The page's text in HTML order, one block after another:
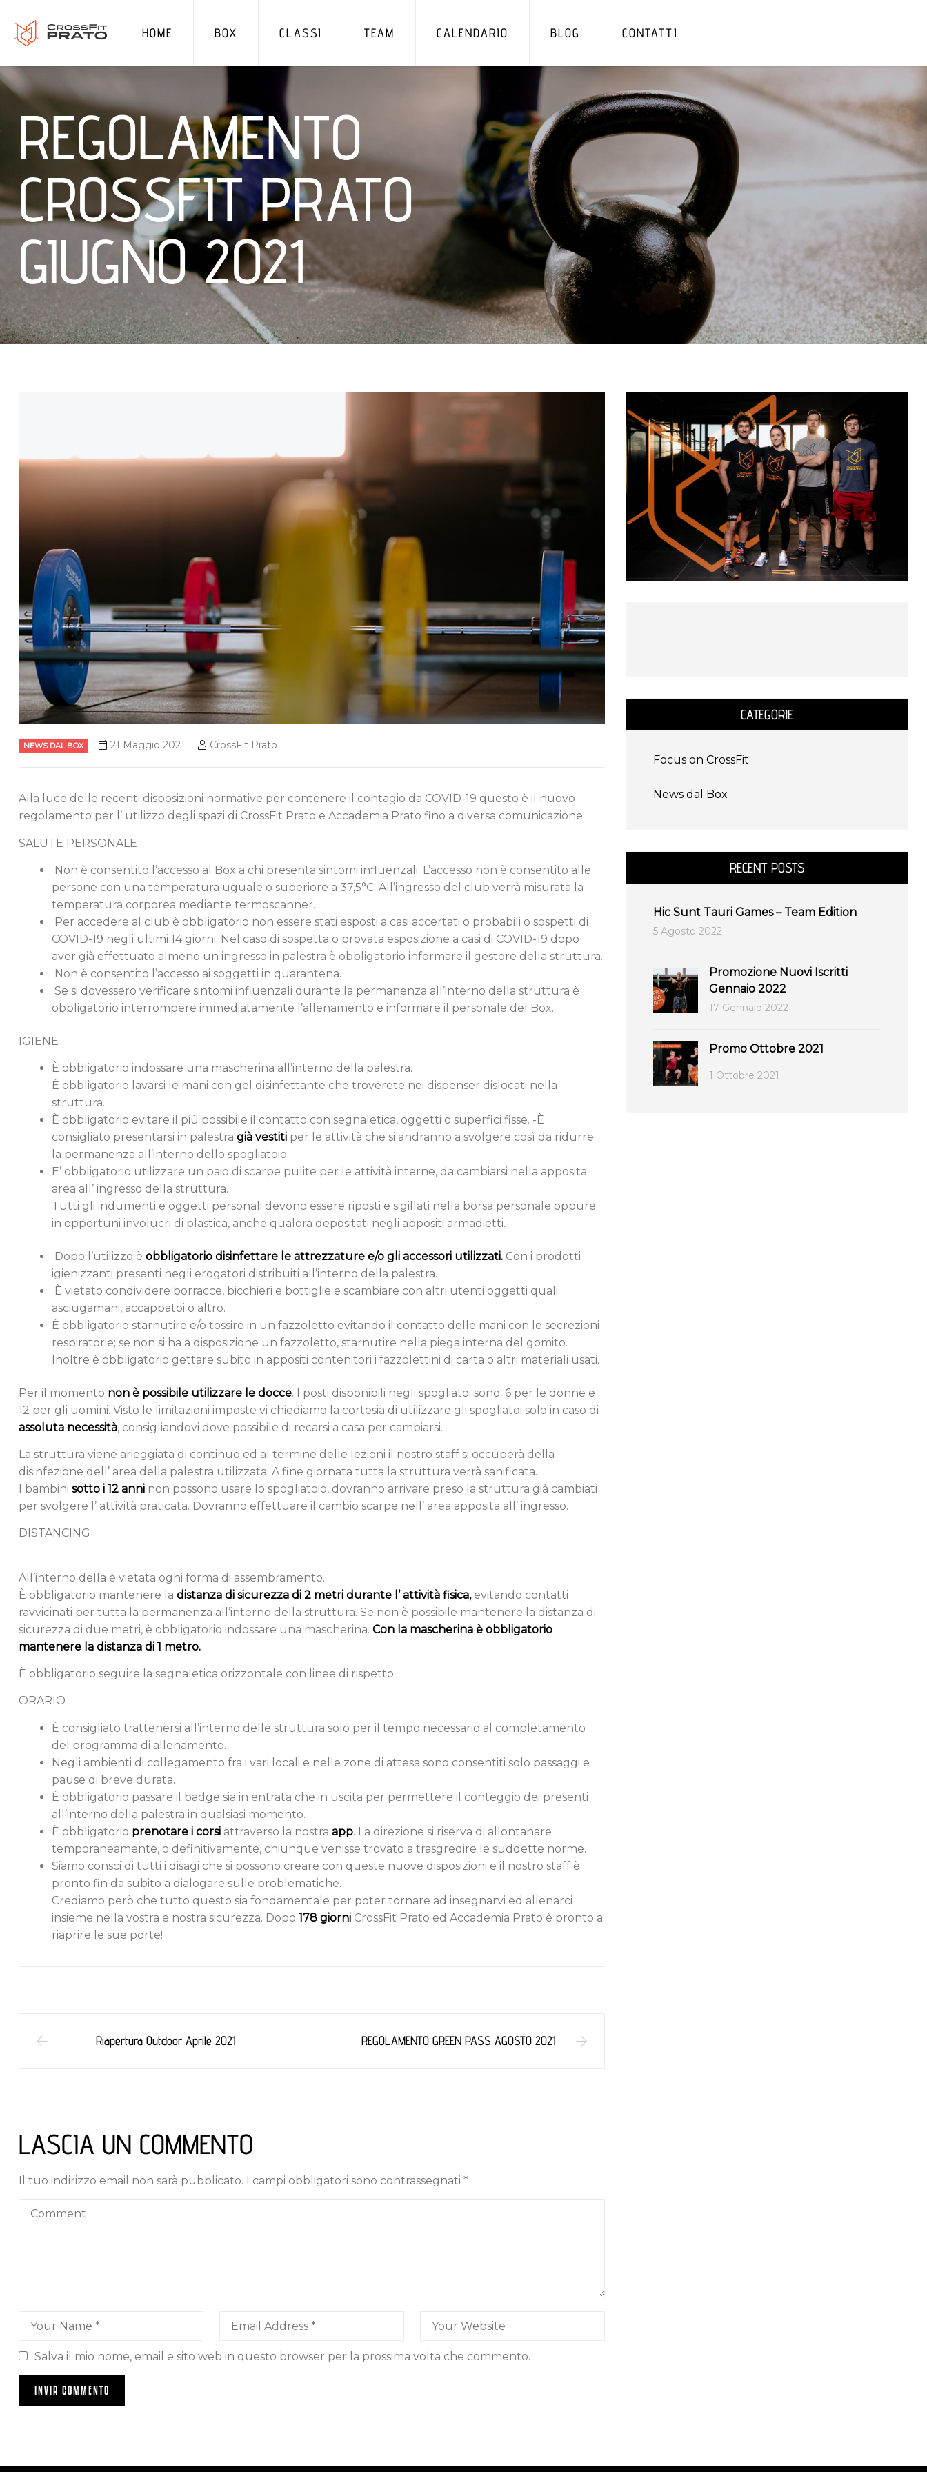
HOME BOX CLASSI TEAM CALENDARIO BLOG CONTATTI
REGOLAMENTO
CROSSFIT PRATO
GIUGNO 2021
NEWS DAL BOX 21 Maggio 2021 CrossFit Prato
Alla luce delle recenti disposizioni normative per contenere il contagio da COVID-19 questo è il nuovo
regolamento per l’ utilizzo degli spazi di CrossFit Prato e Accademia Prato fino a diversa comunicazione.
SALUTE PERSONALE
Non è consentito l’accesso al Box a chi presenta sintomi influenzali. L’accesso non è consentito alle
persone con una temperatura uguale o superiore a 37,5°C. All’ingresso del club verrà misurata la
temperatura corporea mediante termoscanner.
Per accedere al club è obbligatorio non essere stati esposti a casi accertati o probabili o sospetti di
COVID-19 negli ultimi 14 giorni. Nel caso di sospetta o provata esposizione a casi di COVID-19 dopo
aver già effettuato almeno un ingresso in palestra è obbligatorio informare il gestore della struttura.
Non è consentito l’accesso ai soggetti in quarantena.
Se si dovessero verificare sintomi influenzali durante la permanenza all’interno della struttura è
obbligatorio interrompere immediatamente l’allenamento e informare il personale del Box.
IGIENE
È obbligatorio indossare una mascherina all’interno della palestra.
È obbligatorio lavarsi le mani con gel disinfettante che troverete nei dispenser dislocati nella
struttura.
È obbligatorio evitare il più possibile il contatto con segnaletica, oggetti o superfici fisse. -È
consigliato presentarsi in palestra già vestiti per le attività che si andranno a svolgere così da ridurre
la permanenza all’interno dello spogliatoio.
E’ obbligatorio utilizzare un paio di scarpe pulite per le attività interne, da cambiarsi nella apposita
area all’ ingresso della struttura.
Tutti gli indumenti e oggetti personali devono essere riposti e sigillati nella borsa personale oppure
in opportuni involucri di plastica, anche qualora depositati negli appositi armadietti.
Dopo l’utilizzo è obbligatorio disinfettare le attrezzature e/o gli accessori utilizzati. Con i prodotti
igienizzanti presenti negli erogatori distribuiti all’interno della palestra.
È vietato condividere borracce, bicchieri e bottiglie e scambiare con altri utenti oggetti quali
asciugamani, accappatoi o altro.
È obbligatorio starnutire e/o tossire in un fazzoletto evitando il contatto delle mani con le secrezioni
respiratorie; se non si ha a disposizione un fazzoletto, starnutire nella piega interna del gomito.
Inoltre è obbligatorio gettare subito in appositi contenitori i fazzolettini di carta o altri materiali usati.
Per il momento non è possibile utilizzare le docce. I posti disponibili negli spogliatoi sono: 6 per le donne e
12 per gli uomini. Visto le limitazioni imposte vi chiediamo la cortesia di utilizzare gli spogliatoi solo in caso di
assoluta necessità, consigliandovi dove possibile di recarsi a casa per cambiarsi.
La struttura viene arieggiata di continuo ed al termine delle lezioni il nostro staff si occuperà della
disinfezione dell’ area della palestra utilizzata. A fine giornata tutta la struttura verrà sanificata.
I bambini sotto i 12 anni non possono usare lo spogliatoio, dovranno arrivare preso la struttura già cambiati
per svolgere l’ attività praticata. Dovranno effettuare il cambio scarpe nell’ area apposita all’ ingresso.
DISTANCING
All’interno della è vietata ogni forma di assembramento.
È obbligatorio mantenere la distanza di sicurezza di 2 metri durante l’ attività fisica,evitando contatti
ravvicinati per tutta la permanenza all’interno della struttura. Se non è possibile mantenere la distanza di
sicurezza di due metri, è obbligatorio indossare una mascherina. Con la mascherina è obbligatorio
mantenere la distanza di 1 metro.
È obbligatorio seguire la segnaletica orizzontale con linee di rispetto.
ORARIO
È consigliato trattenersi all’interno delle struttura solo per il tempo necessario al completamento
del programma di allenamento.
Negli ambienti di collegamento fra i vari locali e nelle zone di attesa sono consentiti solo passaggi e
pause di breve durata.
È obbligatorio passare il badge sia in entrata che in uscita per permettere il conteggio dei presenti
all’interno della palestra in qualsiasi momento.
È obbligatorio prenotare i corsi attraverso la nostra app. La direzione si riserva di allontanare
temporaneamente, o definitivamente, chiunque venisse trovato a trasgredire le suddette norme.
Siamo consci di tutti i disagi che si possono creare con queste nuove disposizioni e il nostro staff è
pronto fin da subito a dialogare sulle problematiche.
Crediamo però che tutto questo sia fondamentale per poter tornare ad insegnarvi ed allenarci
insieme nella vostra e nostra sicurezza. Dopo 178 giorni CrossFit Prato ed Accademia Prato è pronto a
riaprire le sue porte!
Riapertura Outdoor Aprile 2021 REGOLAMENTO GREEN PASS AGOSTO 2021
LASCIA UN COMMENTO
Il tuo indirizzo email non sarà pubblicato. I campi obbligatori sono contrassegnati *
Salva il mio nome, email e sito web in questo browser per la prossima volta che commento.
CATEGORIE
Focus on CrossFit
News dal Box
RECENT POSTS
Hic Sunt Tauri Games – Team Edition
5 Agosto 2022
Promozione Nuovi Iscritti
Gennaio 2022
17 Gennaio 2022
Promo Ottobre 2021
1 Ottobre 2021